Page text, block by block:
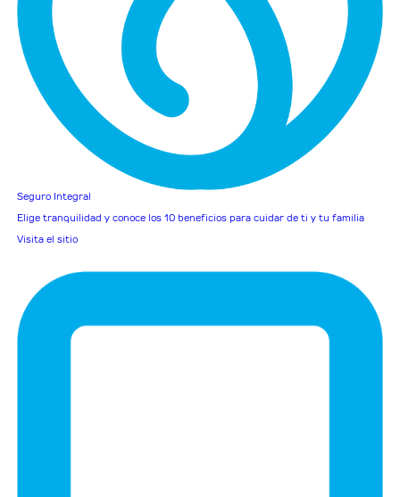
Seguro Integral
Elige tranquilidad y conoce los 10 beneficios para cuidar de ti y tu familia
Visita el sitio